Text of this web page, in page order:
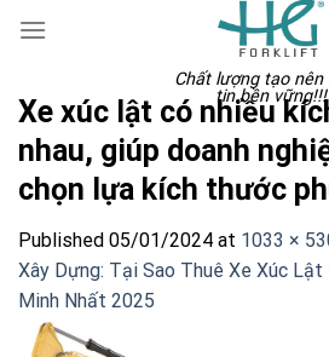
Chất lượng tạo nên
tin bền vững!!!
Xe xúc lật có nhiều
nhau, giúp doanh
chọn lựa kích thước
Published 05/01/2024 at 1033 ×
Xây Dựng: Tại Sao Thuê Xe Xúc Lật
Minh Nhất 2025